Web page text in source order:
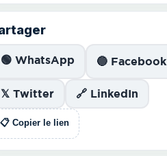
🟢 WhatsApp 🔵 Facebook
𝕏 Twitter 🔗 LinkedIn
📋 Copier le lien